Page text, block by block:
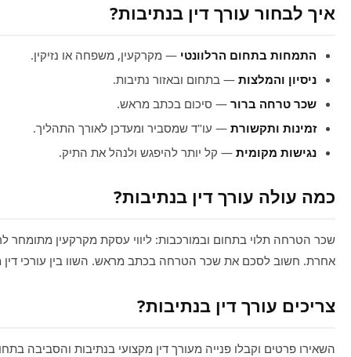
איך לבחור עורך דין בנתיבות?
התמחות בתחום הרלוונטי — מקרקעין, משפחה או נזיקין.
ניסיון והמלצות — בתחום ובאזור נתיבות.
שכר טרחה ברור — סיכום בכתב מראש.
זמינות ותקשורת — עו"ד שמסביר ומעדכן לאורך התהליך.
נגישות מקומית — קל יותר להיפגש ולנהל את התיק.
כמה עולה עורך דין בנתיבות?
שכר הטרחה תלוי בתחום ובמורכבות: ליווי עסקת מקרקעין מתומחר
אחרת. חשוב לסכם את שכר הטרחה בכתב מראש. השוו בין עורכי
צריכים עורך דין בנתיבות?
השאירו פרטים וקבלו פנייה מעורך דין מקצועי בנתיבות והסביבה